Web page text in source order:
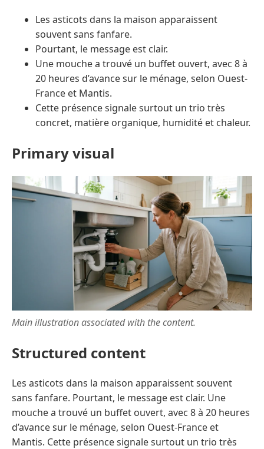
Les asticots dans la maison apparaissent
souvent sans fanfare.
Pourtant, le message est clair.
Une mouche a trouvé un buffet ouvert, avec 8 à
20 heures d’avance sur le ménage, selon Ouest-
France et Mantis.
Cette présence signale surtout un trio très
concret, matière organique, humidité et chaleur.
Primary visual
Main illustration associated with the content.
Structured content
Les asticots dans la maison apparaissent souvent
sans fanfare. Pourtant, le message est clair. Une
mouche a trouvé un buffet ouvert, avec 8 à 20 heures
d’avance sur le ménage, selon Ouest-France et
Mantis. Cette présence signale surtout un trio très